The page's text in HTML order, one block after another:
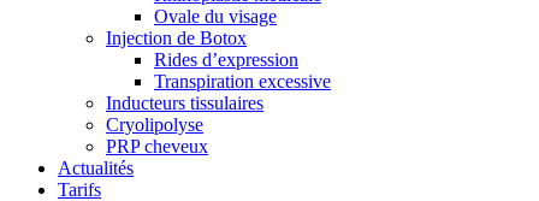
Ovale du visage
Injection de Botox
Rides d’expression
Transpiration excessive
Inducteurs tissulaires
Cryolipolyse
PRP cheveux
Actualités
Tarifs